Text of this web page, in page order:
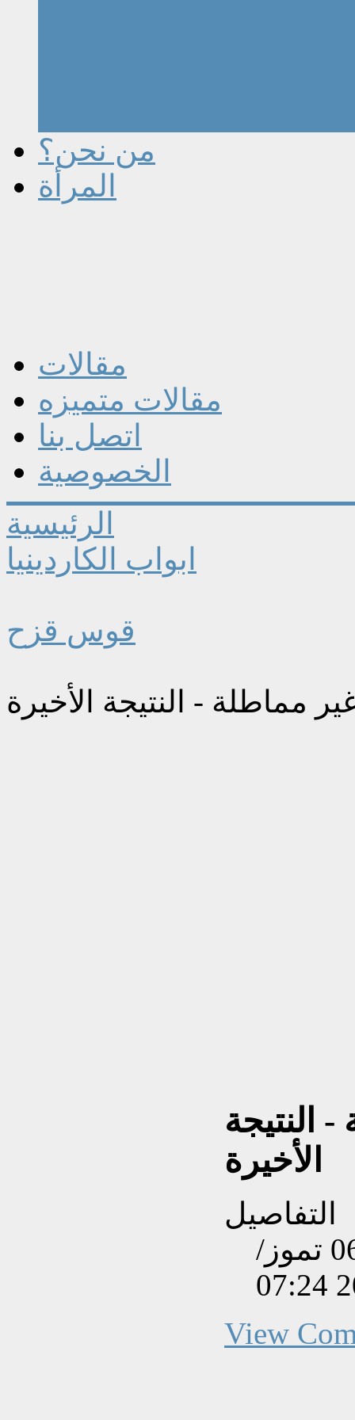
من نحن؟
المرأة
مقالات
مقالات متميزه
اتصل بنا
الخصوصية
الرئيسية
ابواب الكاردينيا
قوس قزح
مماطلة - النتيجة الأخيرة
النتيجة
الأخيرة
التفاصيل
تم إنشاءه بتاريخ الإثنين, 06 تموز/
View